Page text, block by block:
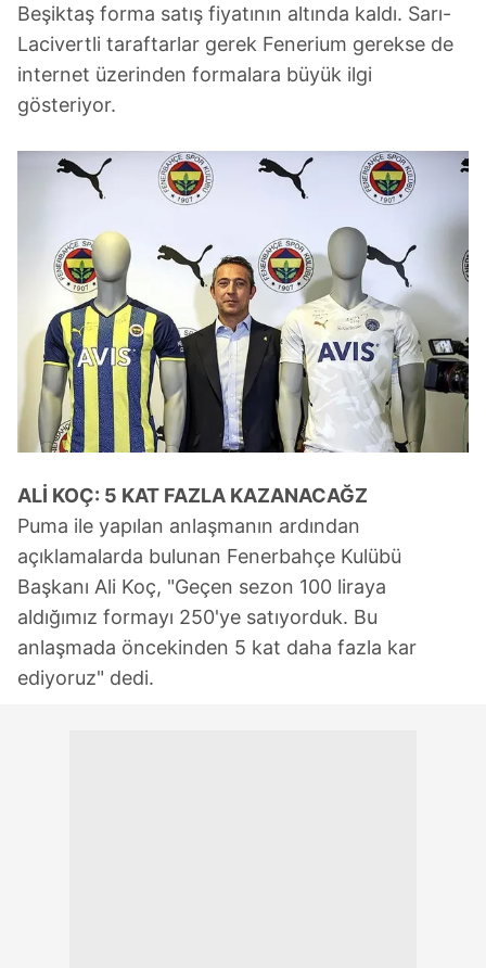
Beşiktaş forma satış fiyatının altında kaldı. Sarı-
Lacivertli taraftarlar gerek Fenerium gerekse de
internet üzerinden formalara büyük ilgi
gösteriyor.
ALİ KOÇ: 5 KAT FAZLA KAZANACAĞZ
Puma ile yapılan anlaşmanın ardından
açıklamalarda bulunan Fenerbahçe Kulübü
Başkanı Ali Koç, "Geçen sezon 100 liraya
aldığımız formayı 250'ye satıyorduk. Bu
anlaşmada öncekinden 5 kat daha fazla kar
ediyoruz" dedi.